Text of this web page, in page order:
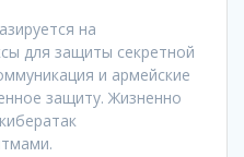
на
для защиты секретной
и армейские
защиту. Жизненно